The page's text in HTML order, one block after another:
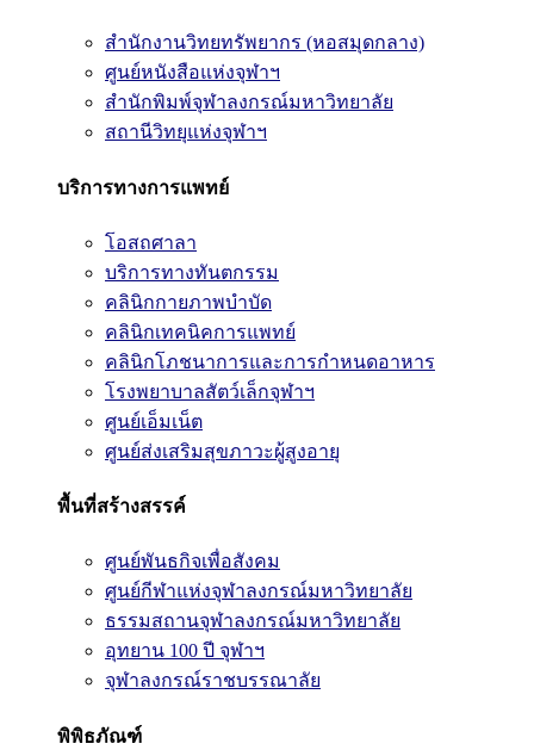
สำนักงานวิทยทรัพยากร (หอสมุดกลาง)
ศูนย์หนังสือแห่งจุฬาฯ
สำนักพิมพ์จุฬาลงกรณ์มหาวิทยาลัย
สถานีวิทยุแห่งจุฬาฯ
บริการทางการแพทย์
โอสถศาลา
บริการทางทันตกรรม
คลินิกกายภาพบำบัด
คลินิกเทคนิคการแพทย์
คลินิกโภชนาการและการกำหนดอาหาร
โรงพยาบาลสัตว์เล็กจุฬาฯ
ศูนย์เอ็มเน็ต
ศูนย์ส่งเสริมสุขภาวะผู้สูงอายุ
พื้นที่สร้างสรรค์
ศูนย์พันธกิจเพื่อสังคม
ศูนย์กีฬาแห่งจุฬาลงกรณ์มหาวิทยาลัย
ธรรมสถานจุฬาลงกรณ์มหาวิทยาลัย
อุทยาน 100 ปี จุฬาฯ
จุฬาลงกรณ์ราชบรรณาลัย
พิพิธภัณฑ์